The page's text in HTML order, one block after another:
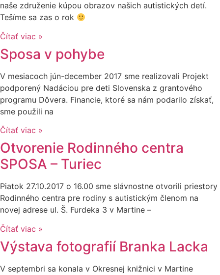
naše združenie kúpou obrazov našich autistických detí.
Tešíme sa zas o rok
Čítať viac »
Sposa v pohybe
V mesiacoch jún-december 2017 sme realizovali Projekt
podporený Nadáciou pre deti Slovenska z grantového
programu Dôvera. Financie, ktoré sa nám podarilo získať,
sme použili na
Čítať viac »
Otvorenie Rodinného centra
SPOSA – Turiec
Piatok 27.10.2017 o 16.00 sme slávnostne otvorili priestory
Rodinného centra pre rodiny s autistickým členom na
novej adrese ul. Š. Furdeka 3 v Martine –
Čítať viac »
Výstava fotografií Branka Lacka
V septembri sa konala v Okresnej knižnici v Martine